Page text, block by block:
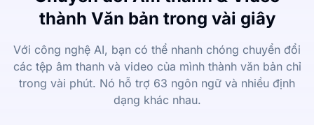
thành Văn bản trong vài giây
Với công nghệ AI, bạn có thể nhanh chóng chuyển đổi
các tệp âm thanh và video của mình thành văn bản chỉ
trong vài phút. Nó hỗ trợ 63 ngôn ngữ và nhiều định
dạng khác nhau.